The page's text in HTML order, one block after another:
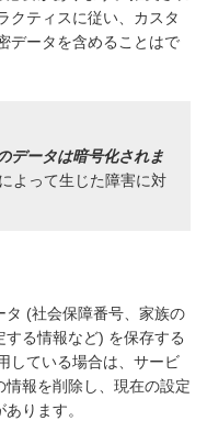
クティスに従い、カスタ
データを含めることはで
データは暗号化されま
よって生じた障害に対
(社会保障番号、家族の
る情報など) を保存する
している場合は、サービ
報を削除し、現在の設定
ります。